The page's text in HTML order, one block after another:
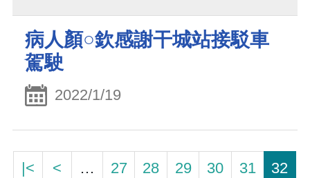
病人顏○欽感謝干城站接駁車
駕駛
2022/1/19
|< < … 27 28 29 30 31
32